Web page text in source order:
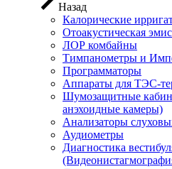
Назад
Калорические
Отоакустическая
ЛОР комбайны
Тимпанометры и
Программаторы
Аппараты для ТЭС-
Шумозащитные
анэхоидные камеры)
Анализаторы
Аудиометры
Диагностика